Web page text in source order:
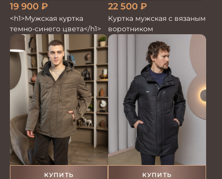
19 900 ₽
<h1>Мужская куртка
темно-синего цвета</h1>
22 500 ₽
Куртка мужская с вязаным
воротником
КУПИТЬ КУПИТЬ